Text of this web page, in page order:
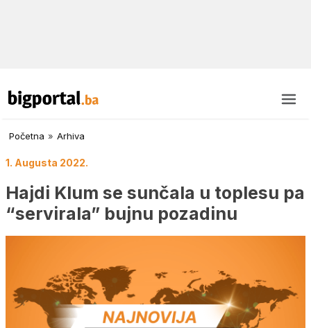
Početna » Arhiva
1. Augusta 2022.
Hajdi Klum se sunčala u toplesu pa
“servirala” bujnu pozadinu